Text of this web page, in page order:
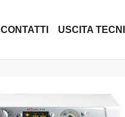
CONTATTI USCITA